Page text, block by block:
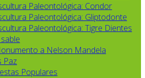
Paleontológica: Condor
Paleontológica: Gliptodonte
Paleontológica: Tigre Dientes
a Nelson Mandela
Paz
Populares